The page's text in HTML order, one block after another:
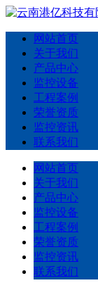
网站首页
关于我们
产品中心
监控设备
工程案例
荣誉资质
监控资讯
联系我们
网站首页
关于我们
产品中心
监控设备
工程案例
荣誉资质
监控资讯
联系我们